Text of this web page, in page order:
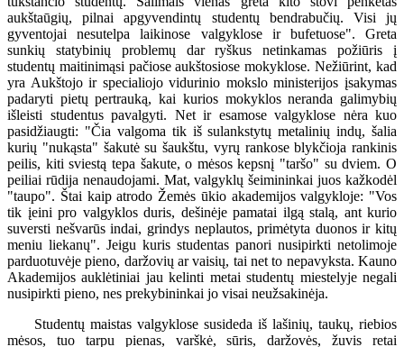
aukštaūgių, pilnai apgyvendintų studentų bendrabučių. Visi jų
gyventojai nesutelpa laikinose valgyklose ir bufetuose". Greta
sunkių statybinių problemų dar ryškus netinkamas požiūris į
studentų maitinimąsi pačiose aukštosiose mokyklose. Nežiūrint, kad
yra Aukštojo ir specialiojo vidurinio mokslo ministerijos įsakymas
padaryti pietų pertrauką, kai kurios mokyklos neranda galimybių
išleisti studentus pavalgyti. Net ir esamose valgyklose nėra kuo
pasidžiaugti: "Čia valgoma tik iš sulankstytų metalinių indų, šalia
kurių "nukąsta" šakutė su šaukštu, vyrų rankose blykčioja rankinis
peilis, kiti sviestą tepa šakute, o mėsos kepsnį "taršo" su dviem. O
peiliai rūdija nenaudojami. Mat, valgyklų šeimininkai juos kažkodėl
"taupo". Štai kaip atrodo Žemės ūkio akademijos valgykloje: "Vos
tik įeini pro valgyklos duris, dešinėje pamatai ilgą stalą, ant kurio
suversti nešvarūs indai, grindys neplautos, primėtyta duonos ir kitų
meniu liekanų". Jeigu kuris studentas panori nusipirkti netolimoje
parduotuvėje pieno, daržovių ar vaisių, tai net to nepavyksta. Kauno
Akademijos auklėtiniai jau kelinti metai studentų miestelyje negali
nusipirkti pieno, nes prekybininkai jo visai neužsakinėja.
Studentų maistas valgyklose susideda iš lašinių, taukų, riebios
mėsos, tuo tarpu pienas, varškė, sūris, daržovės, žuvis retai